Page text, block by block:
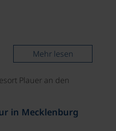
Mehr lesen
in Mecklenburg